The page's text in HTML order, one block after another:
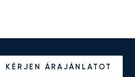
KÉRJEN ÁRAJÁNLATOT